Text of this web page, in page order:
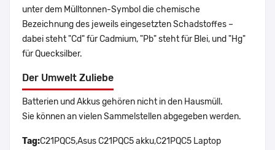
unter dem Mülltonnen-Symbol die chemische
Bezeichnung des jeweils eingesetzten Schadstoffes –
dabei steht "Cd" für Cadmium, "Pb" steht für Blei, und "Hg"
für Quecksilber.
Der Umwelt Zuliebe
Batterien und Akkus gehören nicht in den Hausmüll.
Sie können an vielen Sammelstellen abgegeben werden.
Tag:C21PQC5,Asus C21PQC5 akku,C21PQC5 Laptop